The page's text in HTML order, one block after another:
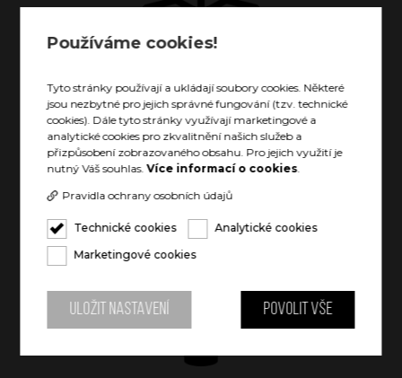
Používáme cookies!
Tyto stránky používají a ukládají soubory cookies. Některé
jsou nezbytné pro jejich správné fungování (tzv. technické
cookies). Dále tyto stránky využívají marketingové a
analytické cookies pro zkvalitnění našich služeb a
přizpůsobení zobrazovaného obsahu. Pro jejich využití je
nutný Váš souhlas.Více informací o cookies.
Pravidla ochrany osobních údajů
Technické cookies
Analytické cookies
Marketingové cookies
Uložit nastavení Povolit vše
VYCHLAZENÝ NÁPOJ AŽ 24 HODIN